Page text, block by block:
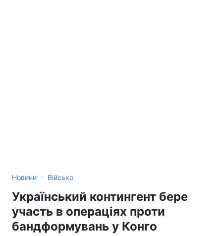
Новини › Військо
Український контингент бере
участь в операціях проти
бандформувань у Конго